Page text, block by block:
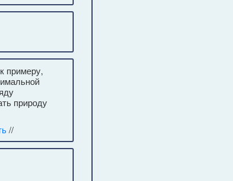
примеру,
природу
//